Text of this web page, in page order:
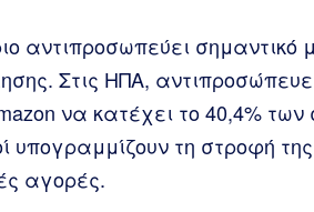
αντιπροσωπεύει σημαντικό
Στις ΗΠΑ, αντιπροσώπευε
να κατέχει το 40,4% των
υπογραμμίζουν τη στροφή
αγορές.